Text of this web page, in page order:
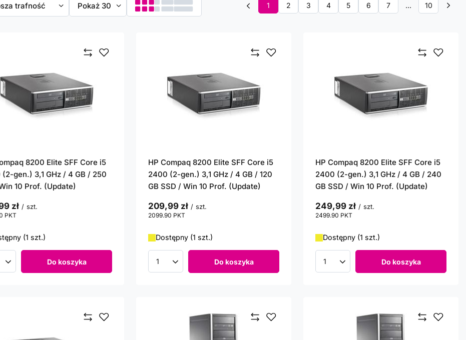
sortowanie
trafność Zmień ilość wyświetlanych produktów
Pokaż 30 1 2 3 4 5 6 7 ... 10
8200 Elite SFF Core i5
gen.) 3,1 GHz / 4 GB / 250
10 Prof. (Update)
zł / szt.
PKT
(1 szt.)
produktów Do koszyka
HP Compaq 8200 Elite SFF Core i5
2400 (2-gen.) 3,1 GHz / 4 GB / 120
GB SSD / Win 10 Prof. (Update)
209,99 zł / szt.
2099.90 PKT
Dostępny (1 szt.)
Ilość produktów Do koszyka
HP Compaq 8200 Elite SFF Core i5
2400 (2-gen.) 3,1 GHz / 4 GB / 240
GB SSD / Win 10 Prof. (Update)
249,99 zł / szt.
2499.90 PKT
Dostępny (1 szt.)
Ilość produktów Do koszyka